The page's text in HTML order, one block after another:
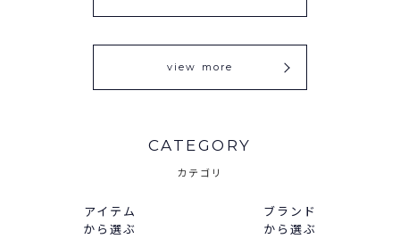
view more
CATEGORY
カテゴリ
アイテム
から選ぶ
ブランド
から選ぶ